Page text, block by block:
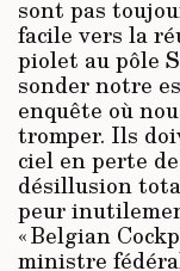
sont pas
facile vers la
piolet au pôle
sonder notre
enquête où
tromper. Ils
ciel en perte
désillusion
peur
« Belgian
ministre